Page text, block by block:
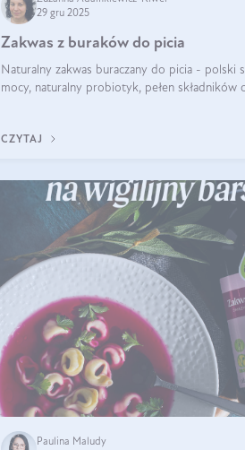
29 gru 2025
Zakwas z buraków do picia
Naturalny zakwas buraczany do picia - polski
mocy, naturalny probiotyk, pełen składników
CZYTAJ
Paulina Maludy